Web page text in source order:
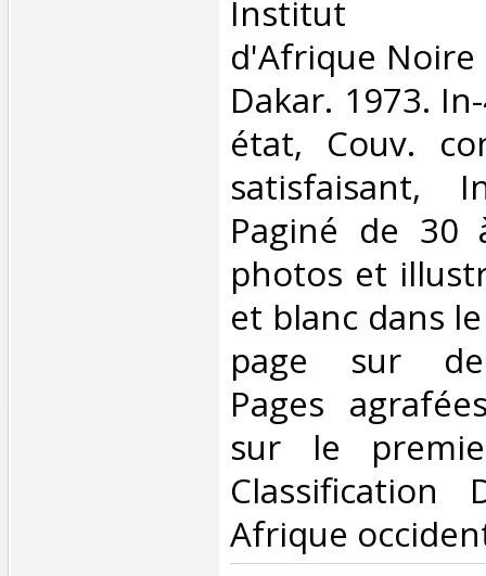
‎Institut
d'Afrique
Dakar. 1973.
état, Couv.
satisfaisant,
Paginé de 30
photos et
et blanc dans
page sur
Pages
sur le
Classification
Afrique